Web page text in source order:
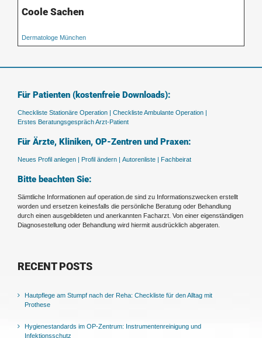
Coole Sachen
Dermatologe München
Für Patienten (kostenfreie Downloads):
Checkliste Stationäre Operation |
Checkliste Ambulante Operation |
Erstes Beratungsgespräch Arzt-Patient
Für Ärzte, Kliniken, OP-Zentren und Praxen:
Neues Profil anlegen | Profil ändern | Autorenliste | Fachbeirat
Bitte beachten Sie:
Sämtliche Informationen auf operation.de sind zu Informationszwecken erstellt
worden und ersetzen keinesfalls die persönliche Beratung oder Behandlung
durch einen ausgebildeten und anerkannten Facharzt. Von einer eigenständigen
Diagnosestellung oder Behandlung wird hiermit ausdrücklich abgeraten.
RECENT POSTS
Hautpflege am Stumpf nach der Reha: Checkliste für den Alltag mit
Prothese
Hygienestandards im OP-Zentrum: Instrumentenreinigung und
Infektionsschutz